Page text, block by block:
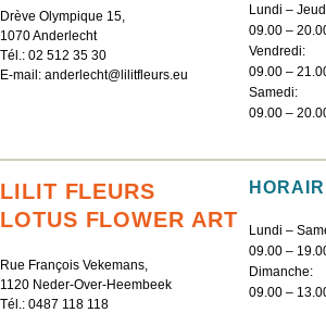
Drève Olympique 15,
1070 Anderlecht
Tél.: 02 512 35 30
E-mail: anderlecht@lilitfleurs.eu
Lundi –
09.00 –
Vendredi:
09.00 –
Samedi:
09.00 –
LILIT FLEURS
LOTUS FLOWER ART
Rue François Vekemans,
1120 Neder-Over-Heembeek
Tél.: 0487 118 118
Lundi –
09.00 –
Dimanche:
09.00 –